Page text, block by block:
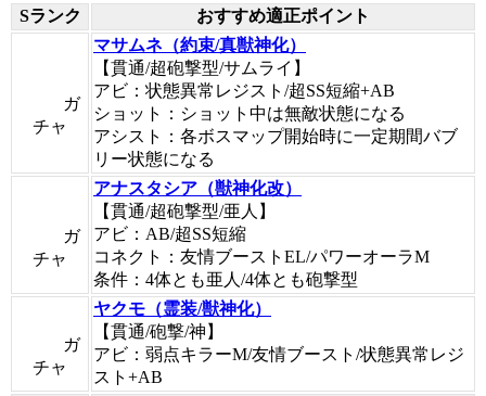
Sランク おすすめ適正ポイント
ガ
チャ
マサムネ（約束/真獣神化）
【貫通/超砲撃型/サムライ】
アビ：状態異常レジスト/超SS短縮+AB
ショット：ショット中は無敵状態になる
アシスト：各ボスマップ開始時に一定期間バブ
リー状態になる
ガ
チャ
アナスタシア（獣神化改）
【貫通/超砲撃型/亜人】
アビ：AB/超SS短縮
コネクト：友情ブーストEL/パワーオーラM
条件：4体とも亜人/4体とも砲撃型
ガ
チャ
ヤクモ（霊装/獣神化）
【貫通/砲撃/神】
アビ：弱点キラーM/友情ブースト/状態異常レジ
スト+AB